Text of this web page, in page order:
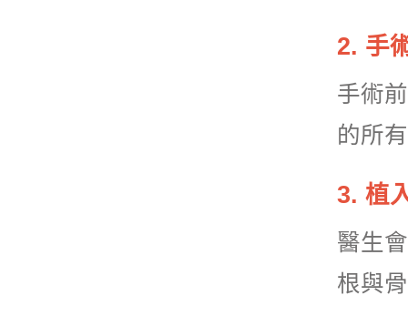
2. 手
手術
的所
3. 植
醫生
根與